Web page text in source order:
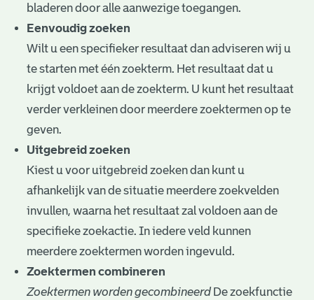
e
bladeren door alle aanwezige toegangen.
Eenvoudig zoeken
Wilt u een specifieker resultaat dan adviseren wij u
te starten met één zoekterm. Het resultaat dat u
krijgt voldoet aan de zoekterm. U kunt het resultaat
verder verkleinen door meerdere zoektermen op te
geven.
Uitgebreid zoeken
Kiest u voor uitgebreid zoeken dan kunt u
afhankelijk van de situatie meerdere zoekvelden
invullen, waarna het resultaat zal voldoen aan de
specifieke zoekactie. In iedere veld kunnen
meerdere zoektermen worden ingevuld.
Zoektermen combineren
Zoektermen worden gecombineerdDe zoekfunctie